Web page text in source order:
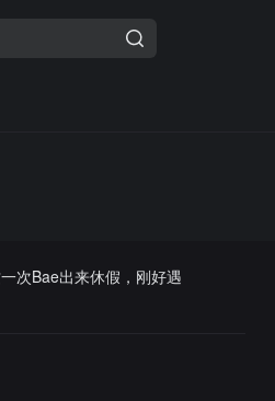
次Bae出来休假，刚好遇